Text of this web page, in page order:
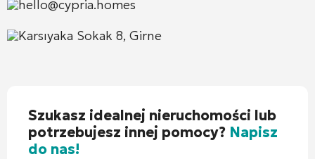
hello@cypria.homes
Karsıyaka Sokak 8, Girne
Szukasz idealnej nieruchomości lub
potrzebujesz innej pomocy? Napisz
do nas!